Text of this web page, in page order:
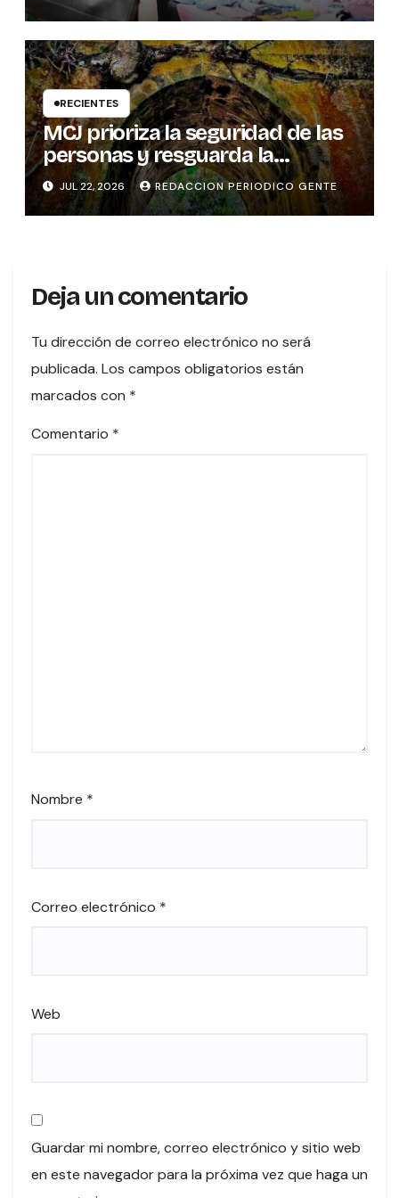
RECIENTES
MCJ prioriza la seguridad de las
personas y resguarda la
memoria histórica del puente
sobre el río Tures
JUL 22, 2026 REDACCION PERIODICO GENTE
Deja un comentario
Tu dirección de correo electrónico no será
publicada. Los campos obligatorios están
marcados con *
Comentario *
Nombre *
Correo electrónico *
Web
Guardar mi nombre, correo electrónico y sitio web
en este navegador para la próxima vez que haga un